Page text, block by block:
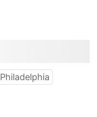
Philadelphia